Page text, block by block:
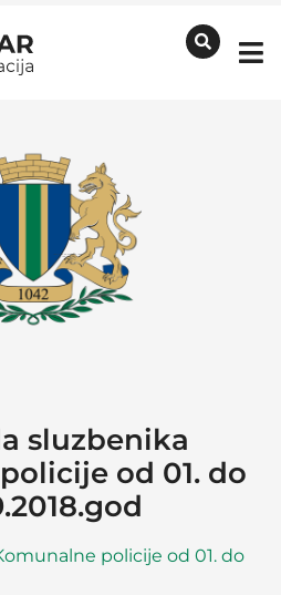
sluzbenika
od 01. do
policije od 01. do